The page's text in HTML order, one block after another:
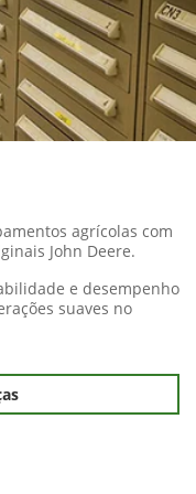
agrícolas com
John Deere.
e desempenho
suaves no